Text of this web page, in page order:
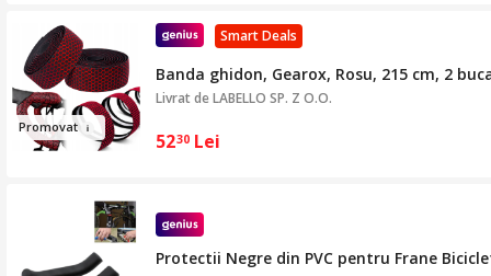
Promovat
Smart Deals
Banda ghidon, Gearox, Rosu, 215 cm, 2
Livrat deLABELLO SP. Z O.O.
5230 Lei
Protectii Negre din PVC pentru Frane